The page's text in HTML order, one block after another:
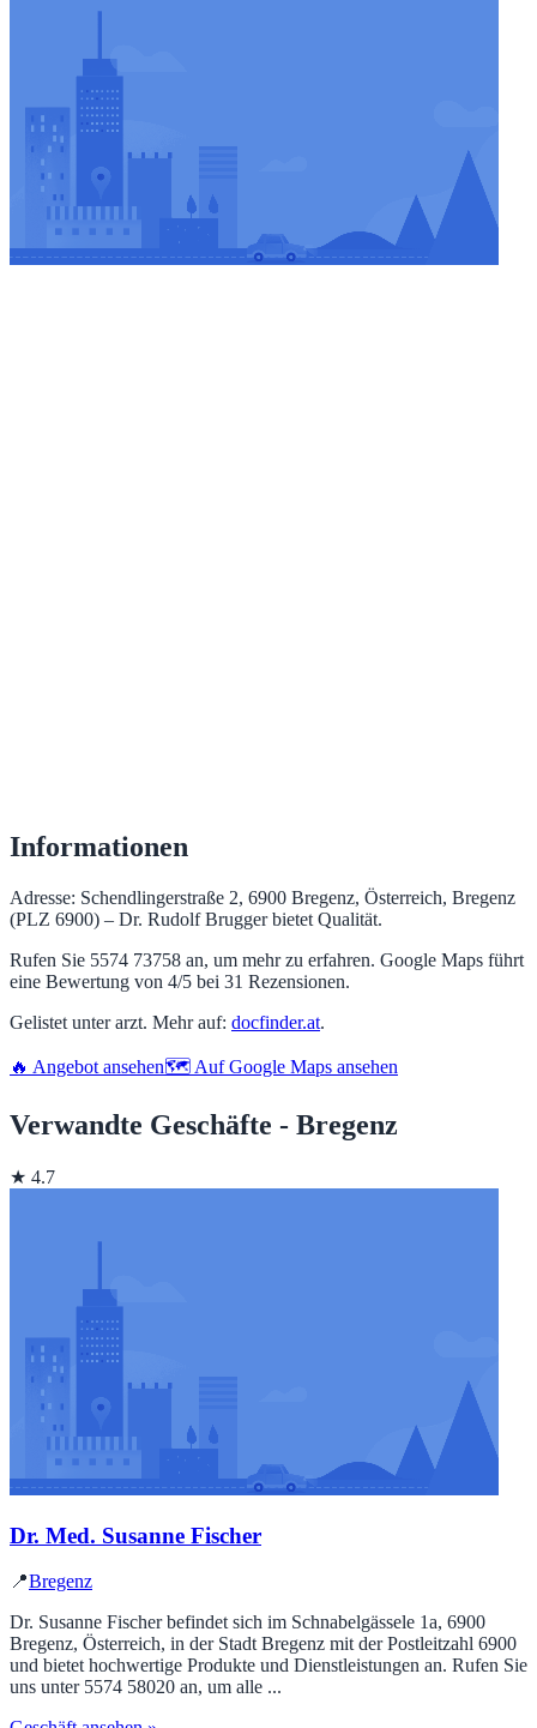
Informationen
Adresse: Schendlingerstraße 2, 6900 Bregenz, Österreich, Bregenz
(PLZ 6900) – Dr. Rudolf Brugger bietet Qualität.
Rufen Sie 5574 73758 an, um mehr zu erfahren. Google Maps führt
eine Bewertung von 4/5 bei 31 Rezensionen.
Gelistet unter arzt. Mehr auf: docfinder.at.
🔥 Angebot ansehen🗺️ Auf Google Maps ansehen
Verwandte Geschäfte - Bregenz
★ 4.7
Dr. Med. Susanne Fischer
📍Bregenz
Dr. Susanne Fischer befindet sich im Schnabelgässele 1a, 6900
Bregenz, Österreich, in der Stadt Bregenz mit der Postleitzahl 6900
und bietet hochwertige Produkte und Dienstleistungen an. Rufen Sie
uns unter 5574 58020 an, um alle ...